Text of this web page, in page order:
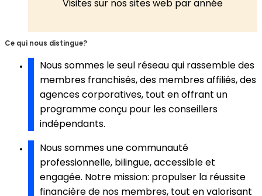
Visites sur nos sites web par année
Ce qui nous distingue?
Nous sommes le seul réseau qui rassemble des
membres franchisés, des membres affiliés, des
agences corporatives, tout en offrant un
programme conçu pour les conseillers
indépendants.
Nous sommes une communauté
professionnelle, bilingue, accessible et
engagée. Notre mission: propulser la réussite
financière de nos membres, tout en valorisant